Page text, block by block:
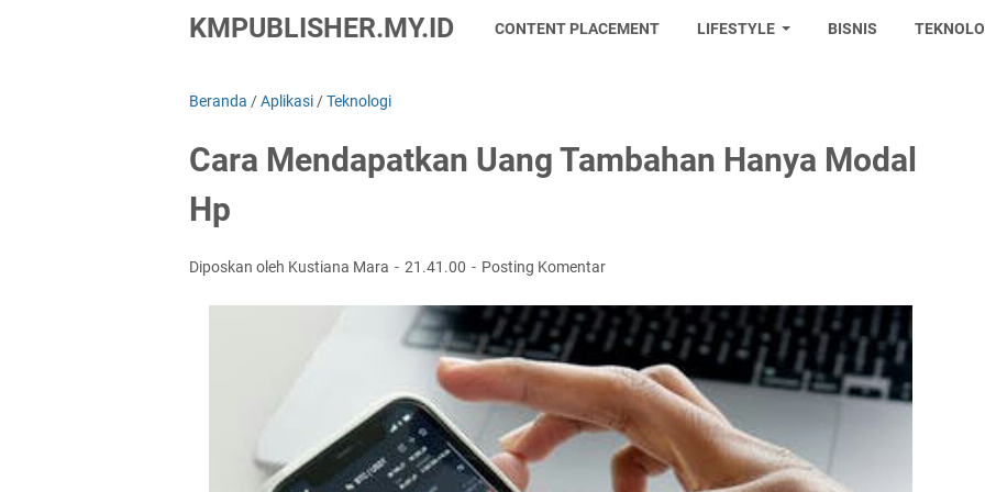
KMPUBLISHER.MY.ID CONTENT PLACEMENT LIFESTYLE BISNIS
Beranda /Aplikasi /Teknologi
Cara Mendapatkan Uang Tambahan Hanya Modal
Hp
Diposkan oleh Kustiana Mara 21.41.00 Posting Komentar